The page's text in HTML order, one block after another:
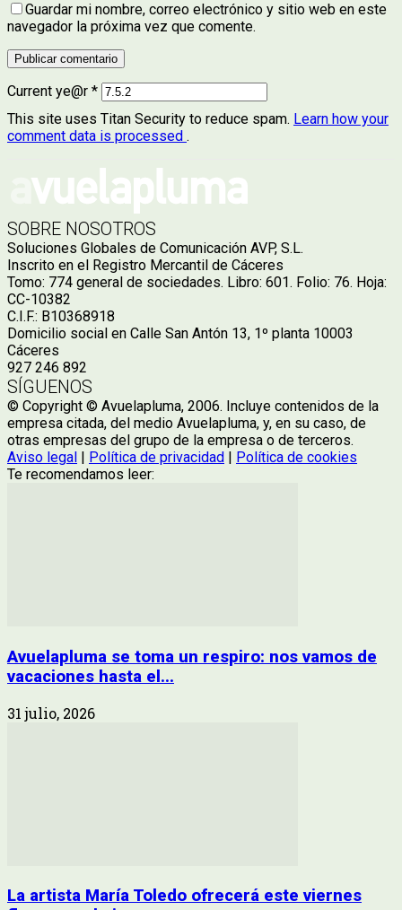
Guardar mi nombre, correo electrónico y sitio web en este
navegador la próxima vez que comente.
Current ye@r *
This site uses Titan Security to reduce spam. Learn how your
comment data is processed .
SOBRE NOSOTROS
Soluciones Globales de Comunicación AVP, S.L.
Inscrito en el Registro Mercantil de Cáceres
Tomo: 774 general de sociedades. Libro: 601. Folio: 76. Hoja:
CC-10382
C.I.F.: B10368918
Domicilio social en Calle San Antón 13, 1º planta 10003
Cáceres
927 246 892
SÍGUENOS
© Copyright © Avuelapluma, 2006. Incluye contenidos de la
empresa citada, del medio Avuelapluma, y, en su caso, de
otras empresas del grupo de la empresa o de terceros.
Aviso legal
Política de privacidad
Política de cookies
Te recomendamos leer:
Avuelapluma se toma un respiro: nos vamos de
vacaciones hasta el...
31 julio, 2026
La artista María Toledo ofrecerá este viernes